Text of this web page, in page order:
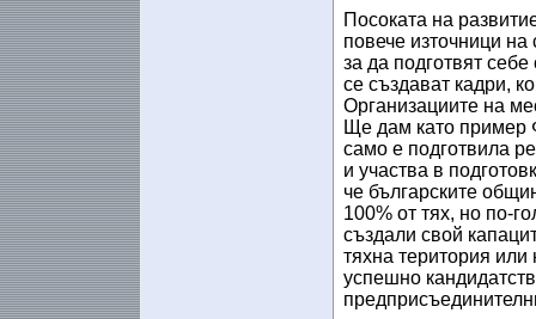
Посоката на
повече източници
за да подготвят
се създават кадри,
Организациите на
Ще дам като пример
само е подготвила
и участва в
че българските
100% от тях, но по-
създали свой
тяхна територия
успешно